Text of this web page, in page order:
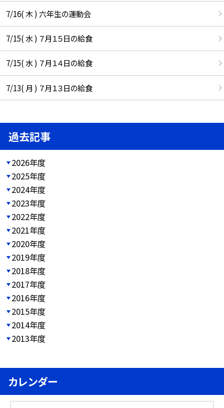
7/16( 木 ) 六年生の運動会
7/15( 水 ) ７月１５日の給食
7/15( 水 ) ７月１４日の給食
7/13( 月 ) ７月１３日の給食
過去記事
2026年度
2025年度
2024年度
2023年度
2022年度
2021年度
2020年度
2019年度
2018年度
2017年度
2016年度
2015年度
2014年度
2013年度
カレンダー